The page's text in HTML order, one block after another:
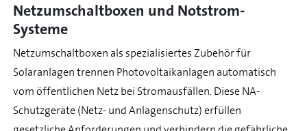
Netzumschaltboxen und Notstrom-
Systeme
Netzumschaltboxen als spezialisiertes Zubehör für
Solaranlagen trennen Photovoltaikanlagen automatisch
vom öffentlichen Netz bei Stromausfällen. Diese NA-
Schutzgeräte (Netz- und Anlagenschutz) erfüllen